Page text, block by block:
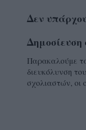
Δεν
Δημοσίευση
Παρακαλούμε
διευκόλυνση
σχολιαστών, οι